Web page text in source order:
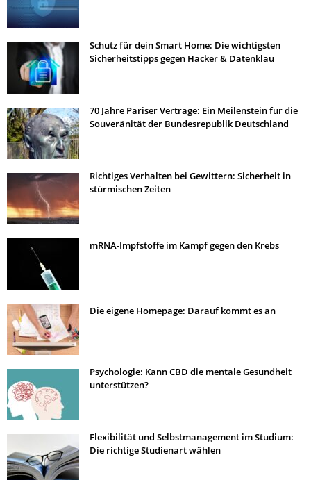
Schutz für dein Smart Home: Die wichtigsten
Sicherheitstipps gegen Hacker & Datenklau
70 Jahre Pariser Verträge: Ein Meilenstein für die
Souveränität der Bundesrepublik Deutschland
Richtiges Verhalten bei Gewittern: Sicherheit in
stürmischen Zeiten
mRNA-Impfstoffe im Kampf gegen den Krebs
Die eigene Homepage: Darauf kommt es an
Psychologie: Kann CBD die mentale Gesundheit
unterstützen?
Flexibilität und Selbstmanagement im Studium:
Die richtige Studienart wählen